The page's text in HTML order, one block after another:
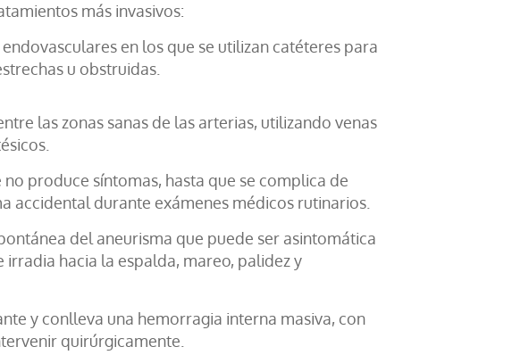
más invasivos:
en los que se utilizan catéteres para
u obstruidas.
las zonas sanas de las arterias, utilizando venas
produce síntomas, hasta que se complica de
accidental durante exámenes médicos rutinarios.
del aneurisma que puede ser asintomática
hacia la espalda, mareo, palidez y
y conlleva una hemorragia interna masiva, con
quirúrgicamente.